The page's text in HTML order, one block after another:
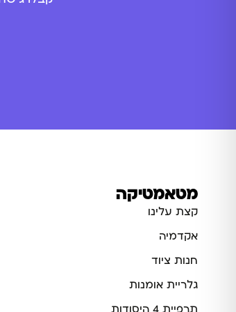
מטאמטיקה
קצת עלינו
אקדמיה
חנות ציוד
גלריית אומנות
תרפיית 4 היסודות